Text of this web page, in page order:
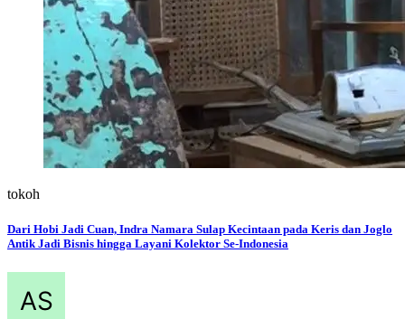
tokoh
Dari Hobi Jadi Cuan, Indra Namara Sulap Kecintaan pada Keris dan Joglo
Antik Jadi Bisnis hingga Layani Kolektor Se-Indonesia